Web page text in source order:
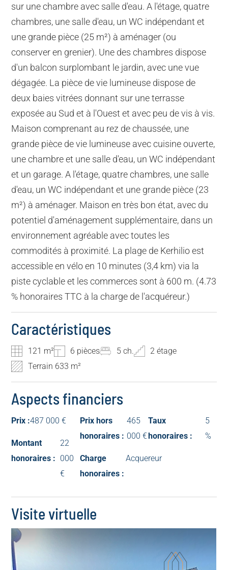
sur une chambre avec salle d'eau. A l'étage, quatre
chambres, une salle d'eau, un WC indépendant et
une grande pièce (25 m²) à aménager (ou
conserver en grenier). Une des chambres dispose
d'un balcon surplombant le jardin, avec une vue
dégagée. La pièce de vie lumineuse dispose de
deux baies vitrées donnant sur une terrasse
exposée au Sud et à l'Ouest et avec peu de vis à vis.
Maison comprenant au rez de chaussée, une
grande pièce de vie lumineuse avec cuisine ouverte,
une chambre et une salle d'eau, un WC indépendant
et un garage. A l'étage, quatre chambres, une salle
d'eau, un WC indépendant et une grande pièce (23
m²) à aménager. Maison en très bon état, avec du
potentiel d'aménagement supplémentaire, dans un
environnement agréable avec toutes les
commodités à proximité. La plage de Kerhilio est
accessible en vélo en 10 minutes (3,4 km) via la
piste cyclable et les commerces sont à 600 m. (4.73
% honoraires TTC à la charge de l'acquéreur.)
Caractéristiques
121 m² 6 pièces 5 ch.
2 étage
Terrain 633 m²
Aspects financiers
Prix :487 000 €
Montant
honoraires :
22
000
€
Prix hors
honoraires :
465
000 €
Charge
honoraires :
Acquereur
Taux
honoraires :
5
%
Visite virtuelle